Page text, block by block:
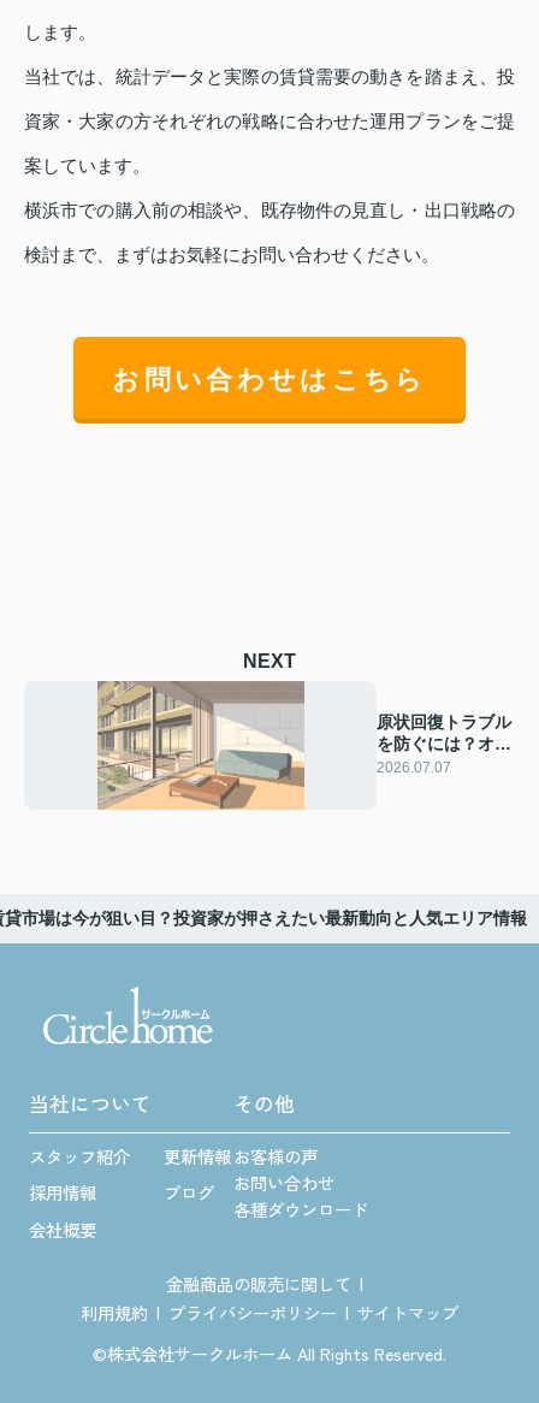
します。
当社では、統計データと実際の賃貸需要の動きを踏まえ、投
資家・大家の方それぞれの戦略に合わせた運用プランをご提
案しています。
横浜市での購入前の相談や、既存物件の見直し・出口戦略の
検討まで、まずはお気軽にお問い合わせください。
お問い合わせはこちら
NEXT
原状回復トラブル
を防ぐには？オー
ナーの対応ポイン
2026.07.07
市場は今が狙い目？投資家が押さえたい最新動向と人気エリア情報
当社について
スタッフ紹介
更新情報
採用情報
ブログ
会社概要
その他
お客様の声
お問い合わせ
各種ダウンロード
金融商品の販売に関して
利用規約
プライバシーポリシー
サイトマップ
©株式会社サークルホーム All Rights Reserved.